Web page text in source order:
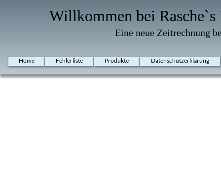
Willkommen bei Rasche`s
Eine neue Zeitrechnung
Home Fehlerliste Produkte Datenschutzerklärung